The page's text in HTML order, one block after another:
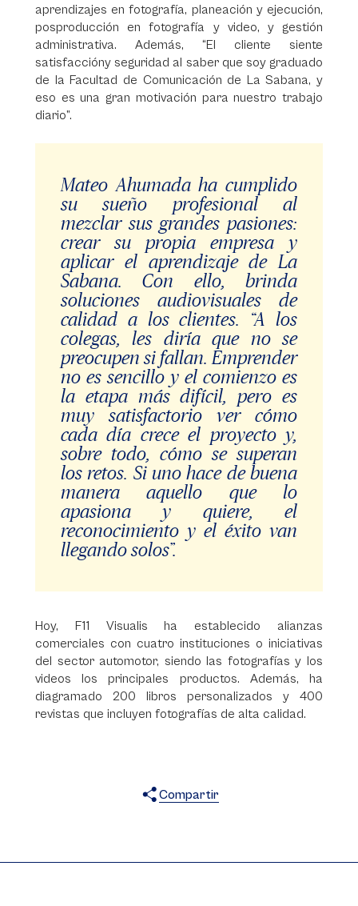
aprendizajes en fotografía, planeación y ejecución,
posproducción en fotografía y video, y gestión
administrativa. Además, “El cliente siente
satisfaccióny seguridad al saber que soy graduado
de la Facultad de Comunicación de La Sabana, y
eso es una gran motivación para nuestro trabajo
diario”.
Mateo Ahumada ha cumplido
su sueño profesional al
mezclar sus grandes pasiones:
crear su propia empresa y
aplicar el aprendizaje de La
Sabana. Con ello, brinda
soluciones audiovisuales de
calidad a los clientes. “A los
colegas, les diría que no se
preocupen si fallan. Emprender
no es sencillo y el comienzo es
la etapa más difícil, pero es
muy satisfactorio ver cómo
cada día crece el proyecto y,
sobre todo, cómo se superan
los retos. Si uno hace de buena
manera aquello que lo
apasiona y quiere, el
reconocimiento y el éxito van
llegando solos”.
Hoy, F11 Visualis ha establecido alianzas
comerciales con cuatro instituciones o iniciativas
del sector automotor, siendo las fotografías y los
videos los principales productos. Además, ha
diagramado 200 libros personalizados y 400
revistas que incluyen fotografías de alta calidad.
Compartir